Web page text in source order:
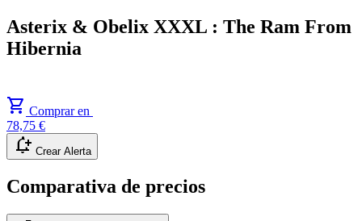
Asterix & Obelix XXXL : The Ram From
Hibernia
shopping_cart Comprar en
78,75 €
notification_add Crear Alerta
Comparativa de precios